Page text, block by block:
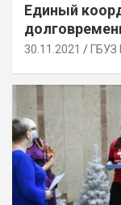
Единый
30.11.2021